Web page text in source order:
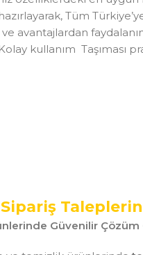
Tüm
avantajlardan
kullanım Taşıması
Güvenilir Çözüm